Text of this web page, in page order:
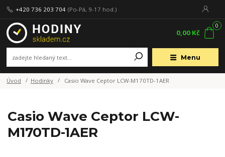
Menu
+420 736 203 704 (Po-Pá, 9-17 hod.)
0
0,00 Kč
Úvod Hodinky Casio Wave Ceptor LCW-M170TD-1AER
Casio Wave Ceptor LCW-
M170TD-1AER